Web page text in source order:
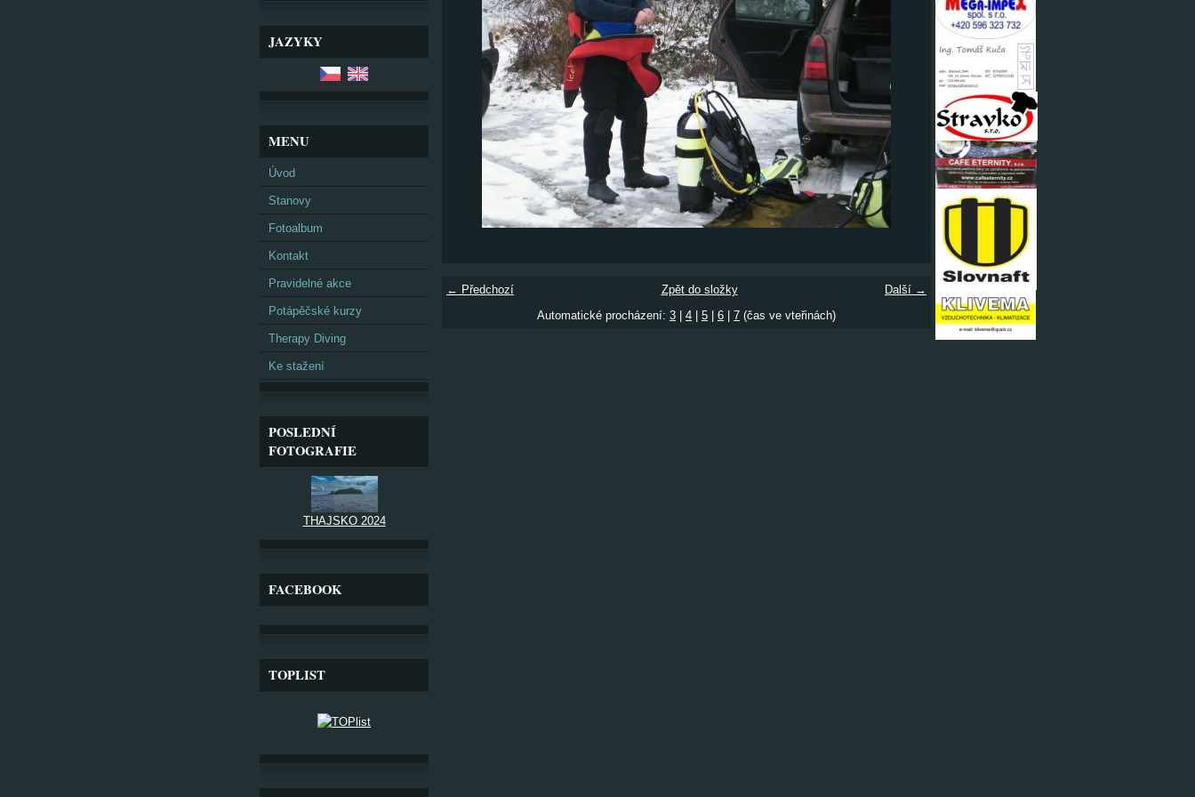
JAZYKY
MENU
Úvod
Stanovy
Fotoalbum
Kontakt
Pravidelné akce
Potápěčské kurzy
Therapy Diving
Ke stažení
POSLEDNÍ
FOTOGRAFIE
THAJSKO 2024
FACEBOOK
TOPLIST
← Předchozí Další →
Zpět do složky
Automatické procházení: 3 4 5 6 7 (čas ve vteřinách)